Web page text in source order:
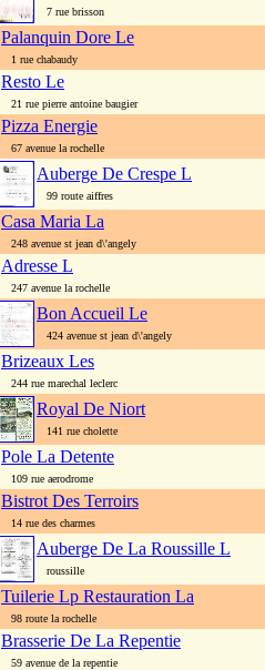
7 rue brisson
Palanquin Dore Le
1 rue chabaudy
Resto Le
21 rue pierre antoine baugier
Pizza Energie
67 avenue la rochelle
Auberge De Crespe L
99 route aiffres
Casa Maria La
248 avenue st jean d\'angely
Adresse L
247 avenue la rochelle
Bon Accueil Le
424 avenue st jean d\'angely
Brizeaux Les
244 rue marechal leclerc
Royal De Niort
141 rue cholette
Pole La Detente
109 rue aerodrome
Bistrot Des Terroirs
14 rue des charmes
Auberge De La Roussille L
roussille
Tuilerie Lp Restauration La
98 route la rochelle
Brasserie De La Repentie
59 avenue de la repentie